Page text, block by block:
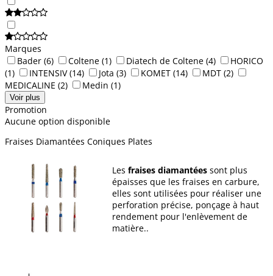
Marques
Bader (6) Coltene (1) Diatech de Coltene (4)
HORICO
(1)
INTENSIV(14) Jota (3) KOMET (14) MDT (2)
MEDICALINE (2) Medin (1)
Voir plus
Promotion
Aucune option disponible
Fraises Diamantées Coniques Plates
Les fraises diamantéessont plus
épaisses que les fraises en carbure,
elles sont utilisées pour réaliser une
perforation précise, ponçage à haut
rendement pour l'enlèvement de
matière..